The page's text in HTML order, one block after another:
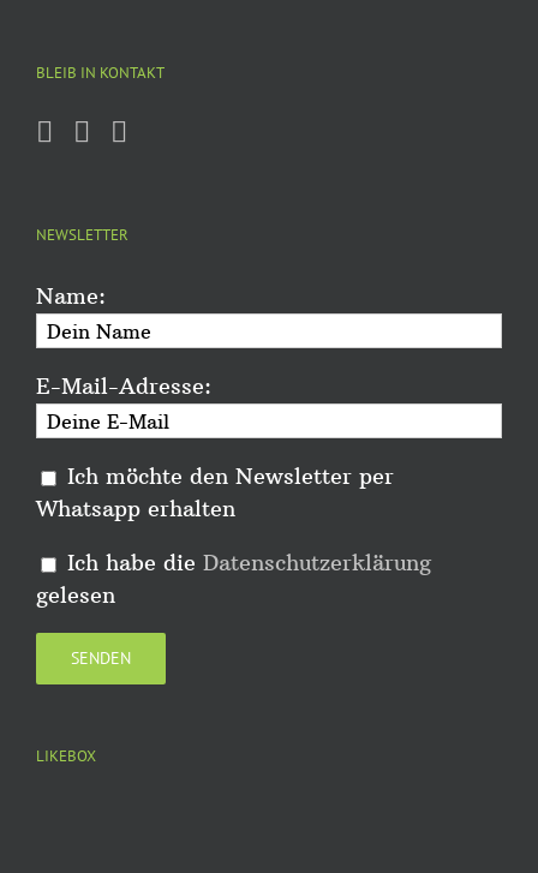
BLEIB IN KONTAKT
NEWSLETTER
Name:
E-Mail-Adresse:
Ich möchte den Newsletter per
Whatsapp erhalten
Ich habe die Datenschutzerklärung
gelesen
LIKEBOX